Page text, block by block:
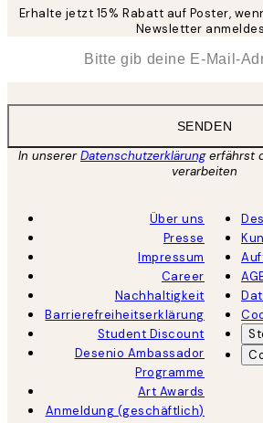
Erhalte jetzt 15% Rabatt auf Poster,
Newsletter
SENDEN
In unsererDatenschutzerklärungerfährst
verarbeiten
Über uns
Presse
Impressum
Career
Nachhaltigkeit
Barrierefreiheitserklärung
Student Discount
Desenio Ambassador
Programme
Art Awards
Anmeldung (geschäftlich)